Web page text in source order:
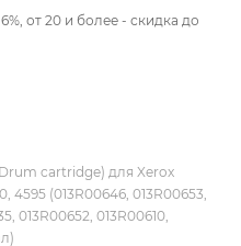
от 20 и более - скидка до
cartridge) для Xerox
4595 (013R00646, 013R00653,
013R00652, 013R00610,